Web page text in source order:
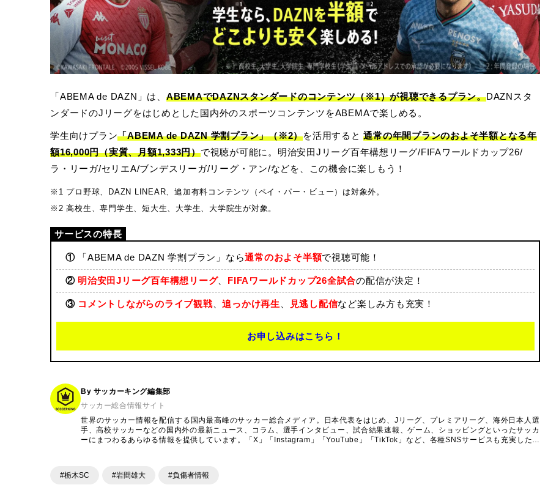
「ABEMA de DAZN」は、 ABEMAでDAZNスタンダードのコンテンツ（※1）が視聴できるプラン。DAZNスタ
ンダードのJリーグをはじめとした国内外のスポーツコンテンツをABEMAで楽しめる。
学生向けプラン「ABEMA de DAZN 学割プラン」（※2）を活用すると通常の年間プランのおよそ半額となる年
額16,000円（実質、月額1,333円）で視聴が可能に。明治安田Jリーグ百年構想リーグ/FIFAワールドカップ26/
ラ・リーガ/セリエA/ブンデスリーガ/リーグ・アン/などを、この機会に楽しもう！
※1 プロ野球、DAZN LINEAR、追加有料コンテンツ（ペイ・パー・ビュー）は対象外。
※2 高校生、専門学生、短大生、大学生、大学院生が対象。
①「ABEMA de DAZN 学割プラン」なら通常のおよそ半額で視聴可能！
② 明治安田Jリーグ百年構想リーグ、 FIFAワールドカップ26全試合の配信が決定！
③ コメントしながらのライブ観戦、追っかけ再生 見逃し配信など楽しみ方も充実！
お申し込みはこちら！
By サッカーキング編集部
サッカー総合情報サイト
世界のサッカー情報を配信する国内最高峰のサッカー総合メディア。日本代表をはじめ、Jリーグ、プレミアリーグ、海外日本人選
手、高校サッカーなどの国内外の最新ニュース、コラム、選手インタビュー、試合結果速報、ゲーム、ショッピングといったサッカ
ーにまつわるあらゆる情報を提供しています。「X」「Instagram」「YouTube」「TikTok」など、各種SNSサービスも充実したコ
#栃木SC #岩間雄大 #負傷者情報